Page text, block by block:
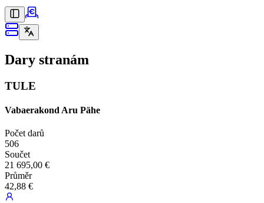
Dary stranám
TULE
Vabaerakond Aru Pähe
Počet darů
506
Součet
21 695,00 €
Průměr
42,88 €